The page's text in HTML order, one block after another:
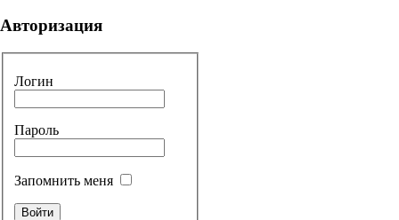
Авторизация
Логин
Пароль
Запомнить меня